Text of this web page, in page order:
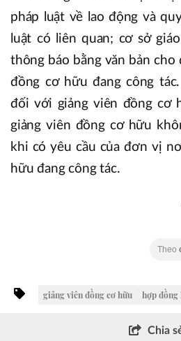
pháp luật về lao động và
luật có liên quan; cơ sở
thông báo bằng văn bản
đồng cơ hữu đang công
đối với giảng viên đồng cơ
giảng viên đồng cơ hữu
khi có yêu cầu của đơn vị
hữu đang công tác.
Theo
giảng viên đồng cơ hữu hợp đồng
Chia